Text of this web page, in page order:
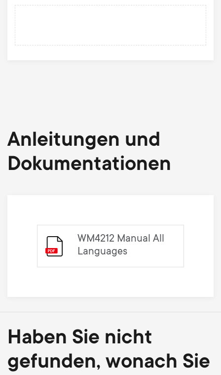
Anleitungen und
Dokumentationen
WM4212 Manual All
Languages
Haben Sie nicht
gefunden, wonach Sie